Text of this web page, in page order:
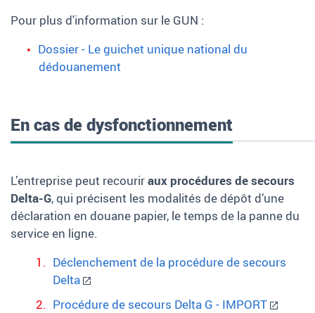
Pour plus d'information sur le GUN :
Dossier - Le guichet unique national du
dédouanement
En cas de dysfonctionnement
L’entreprise peut recouriraux procédures de secours
Delta-G, qui précisent les modalités de dépôt d’une
déclaration en douane papier, le temps de la panne du
service en ligne.
Déclenchement de la procédure de secours
Delta
Procédure de secours Delta G - IMPORT